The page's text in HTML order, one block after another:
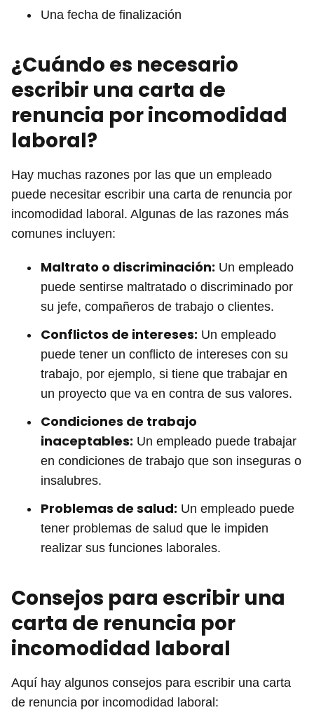
Una fecha de finalización
¿Cuándo es necesario
escribir una carta de
renuncia por incomodidad
laboral?
Hay muchas razones por las que un empleado
puede necesitar escribir una carta de renuncia por
incomodidad laboral. Algunas de las razones más
comunes incluyen:
Maltrato o discriminación: Un empleado
puede sentirse maltratado o discriminado por
su jefe, compañeros de trabajo o clientes.
Conflictos de intereses: Un empleado
puede tener un conflicto de intereses con su
trabajo, por ejemplo, si tiene que trabajar en
un proyecto que va en contra de sus valores.
Condiciones de trabajo
inaceptables: Un empleado puede trabajar
en condiciones de trabajo que son inseguras o
insalubres.
Problemas de salud: Un empleado puede
tener problemas de salud que le impiden
realizar sus funciones laborales.
Consejos para escribir una
carta de renuncia por
incomodidad laboral
Aquí hay algunos consejos para escribir una carta
de renuncia por incomodidad laboral: